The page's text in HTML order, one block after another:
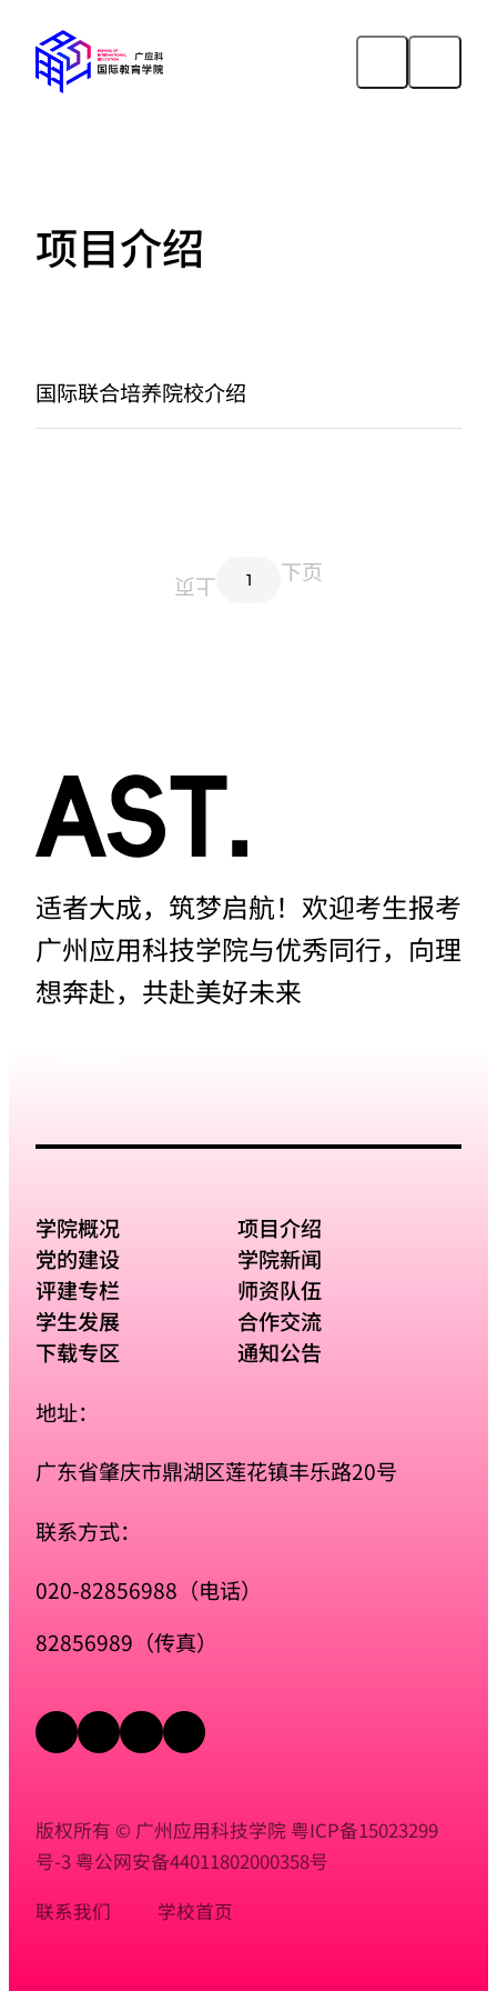
项目介绍
国际联合培养院校介绍
上页 1 下页
适者大成，筑梦启航！欢迎考生报考
广州应用科技学院与优秀同行，向理
想奔赴，共赴美好未来
地址：
广东省肇庆市鼎湖区莲花镇丰乐路20号
联系方式：
020-82856988（电话）
82856989（传真）
学院概况
项目介绍
党的建设
学院新闻
评建专栏
师资队伍
学生发展
合作交流
下载专区
通知公告
版权所有 © 广州应用科技学院 粤ICP备15023299
号-3 粤公网安备44011802000358号
联系我们
学校首页